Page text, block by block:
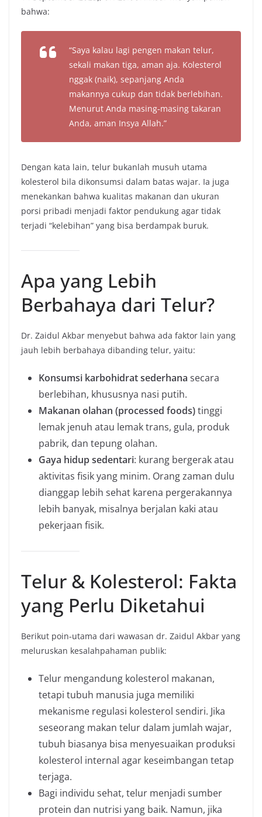
bahwa:
“Saya kalau lagi pengen makan telur,
sekali makan tiga, aman aja. Kolesterol
nggak (naik), sepanjang Anda
makannya cukup dan tidak berlebihan.
Menurut Anda masing‐masing takaran
Anda, aman Insya Allah.”
Dengan kata lain, telur bukanlah musuh utama
kolesterol bila dikonsumsi dalam batas wajar. Ia juga
menekankan bahwa kualitas makanan dan ukuran
porsi pribadi menjadi faktor pendukung agar tidak
terjadi “kelebihan” yang bisa berdampak buruk.
Apa yang Lebih
Berbahaya dari Telur?
Dr. Zaidul Akbar menyebut bahwa ada faktor lain yang
jauh lebih berbahaya dibanding telur, yaitu:
Konsumsi karbohidrat sederhana secara
berlebihan, khususnya nasi putih.
Makanan olahan (processed foods)tinggi
lemak jenuh atau lemak trans, gula, produk
pabrik, dan tepung olahan.
Gaya hidup sedentari: kurang bergerak atau
aktivitas fisik yang minim. Orang zaman dulu
dianggap lebih sehat karena pergerakannya
lebih banyak, misalnya berjalan kaki atau
pekerjaan fisik.
Telur & Kolesterol: Fakta
yang Perlu Diketahui
Berikut poin‐utama dari wawasan dr. Zaidul Akbar yang
meluruskan kesalahpahaman publik:
Telur mengandung kolesterol makanan,
tetapi tubuh manusia juga memiliki
mekanisme regulasi kolesterol sendiri. Jika
seseorang makan telur dalam jumlah wajar,
tubuh biasanya bisa menyesuaikan produksi
kolesterol internal agar keseimbangan tetap
terjaga.
Bagi individu sehat, telur menjadi sumber
protein dan nutrisi yang baik. Namun, jika